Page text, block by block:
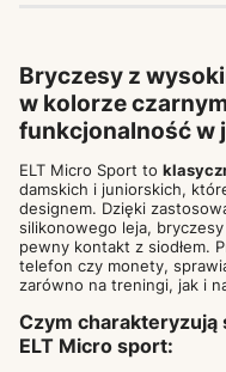
Bryczesy z
w kolorze
funkcjonalność w
ELT Micro Sport to
damskich i juniorskich,
designem. Dzięki
silikonowego leja,
pewny kontakt z siodłem.
telefon czy monety,
zarówno na treningi, jak i
Czym charakteryzują
ELT Micro sport: